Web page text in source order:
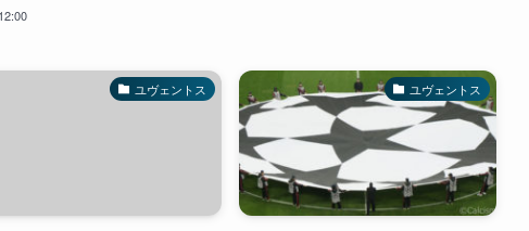
ユヴェントス ユヴェントス